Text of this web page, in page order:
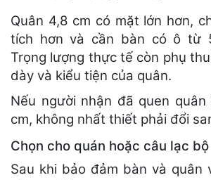
Quân 4,8 cm có mặt lớn hơn,
tích hơn và cần bàn có ô từ
Trọng lượng thực tế còn phụ
dày và kiểu tiện của quân.
Nếu người nhận đã quen
cm, không nhất thiết phải đổi
Chọn cho quán hoặc câu lạc bộ
Sau khi bảo đảm bàn và quân